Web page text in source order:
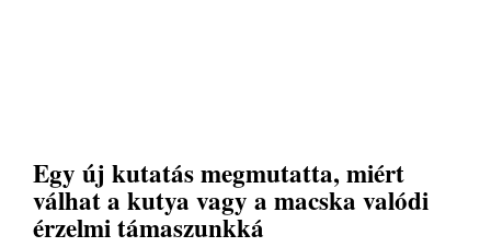
Egy új kutatás megmutatta, miért
válhat a kutya vagy a macska valódi
érzelmi támaszunkká